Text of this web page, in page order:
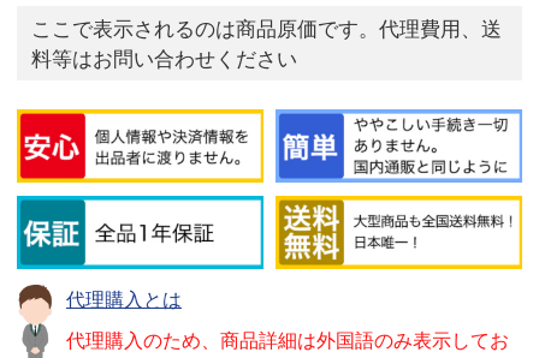
ここで表示されるのは商品原価です。代理費用、送
料等はお問い合わせください
代理購入とは
代理購入のため、商品詳細は外国語のみ表示してお